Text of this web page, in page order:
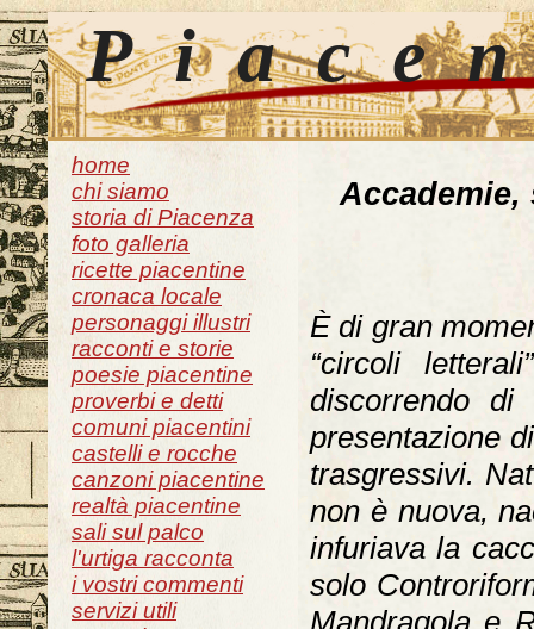
home
chi siamo
storia di Piacenza
foto galleria
ricette piacentine
cronaca locale
personaggi illustri
racconti e storie
poesie piacentine
proverbi e detti
comuni piacentini
castelli e rocche
canzoni piacentine
realtà piacentine
sali sul palco
l'urtiga racconta
i vostri commenti
servizi utili
È di gran
“circoli
discorrendo
presentazione
trasgressivi.
non è nuova,
infuriava la
solo